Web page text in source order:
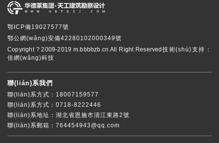
鄂ICP備19027577號
鄂公網(wǎng)安備42280102000349號
Copyright ? 2009-2019 m.bbbbzb.cn All Right Reserved 技術(shù)支持：
佳網(wǎng)科技
聯(lián)系我們
聯(lián)系方式：18007159577
聯(lián)系方式：0718-8222446
聯(lián)系地址：湖北省恩施市清江東路2號
聯(lián)系郵箱：764454943@qq.com